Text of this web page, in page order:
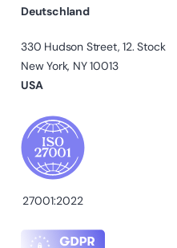
Deutschland
330 Hudson Street, 12. Stock
New York, NY 10013
USA
27001:2022